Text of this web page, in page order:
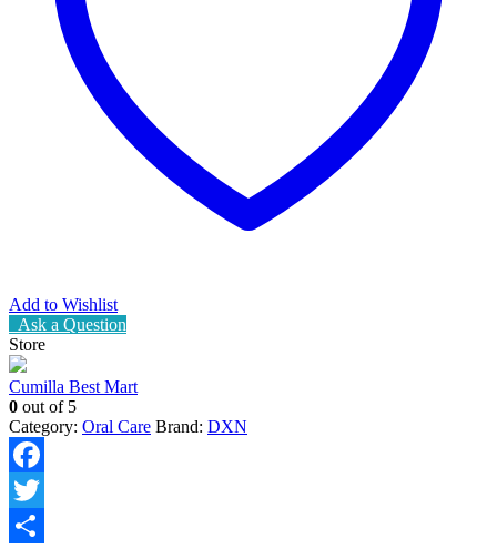
Add to Wishlist
Ask a Question
Store
Cumilla Best Mart
0 out of 5
Category: Oral Care Brand: DXN
Facebook
Twitter